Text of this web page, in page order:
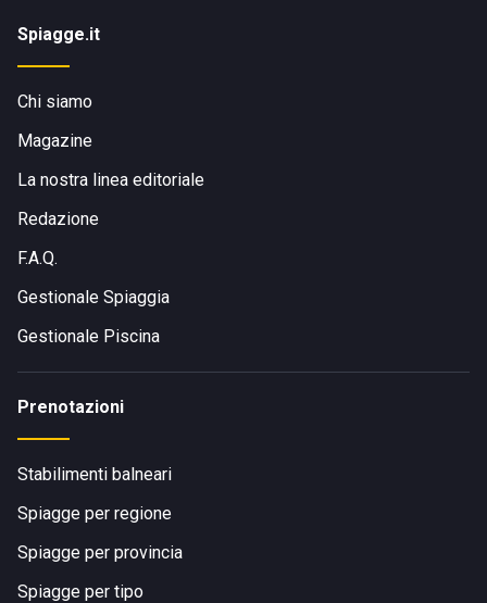
Spiagge.it
Chi siamo
Magazine
La nostra linea editoriale
Redazione
F.A.Q.
Gestionale Spiaggia
Gestionale Piscina
Prenotazioni
Stabilimenti balneari
Spiagge per regione
Spiagge per provincia
Spiagge per tipo